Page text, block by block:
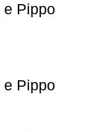
e Pippo
e Pippo